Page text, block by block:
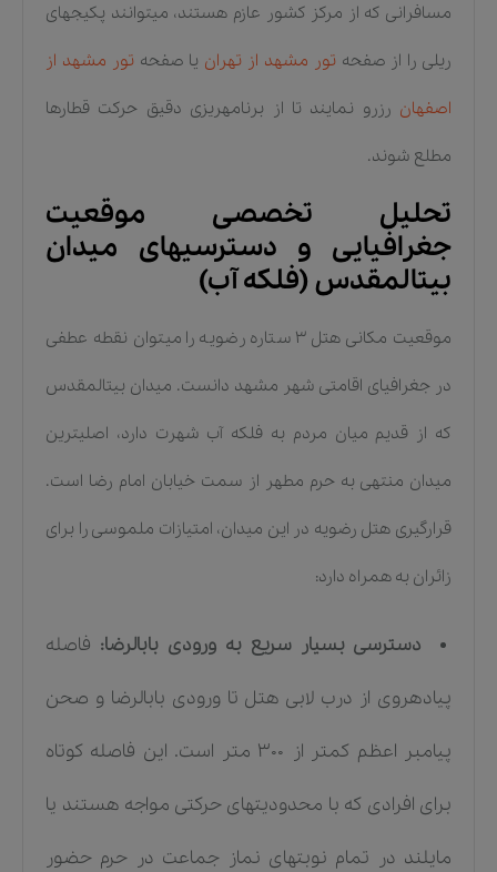
مسافرانی که از مرکز کشور عازم هستند، میتوانند پکیجهای
ریلی را از صفحهتور مشهد از تهران یا صفحهتور مشهد از
اصفهان رزرو نمایند تا از برنامهریزی دقیق حرکت قطارها
مطلع شوند.
تحلیل تخصصی موقعیت
جغرافیایی و دسترسیهای میدان
بیتالمقدس (فلکه آب)
موقعیت مکانی هتل ۳ ستاره رضویه را میتوان نقطه عطفی
در جغرافیای اقامتی شهر مشهد دانست. میدان بیتالمقدس
که از قدیم میان مردم به فلکه آب شهرت دارد، اصلیترین
میدان منتهی به حرم مطهر از سمت خیابان امام رضا است.
قرارگیری هتل رضویه در این میدان، امتیازات ملموسی را برای
زائران به همراه دارد:
دسترسی بسیار سریع به ورودی بابالرضا: فاصله
پیادهروی از درب لابی هتل تا ورودی بابالرضا و صحن
پیامبر اعظم کمتر از ۳۰۰ متر است. این فاصله کوتاه
برای افرادی که با محدودیتهای حرکتی مواجه هستند یا
مایلند در تمام نوبتهای نماز جماعت در حرم حضور